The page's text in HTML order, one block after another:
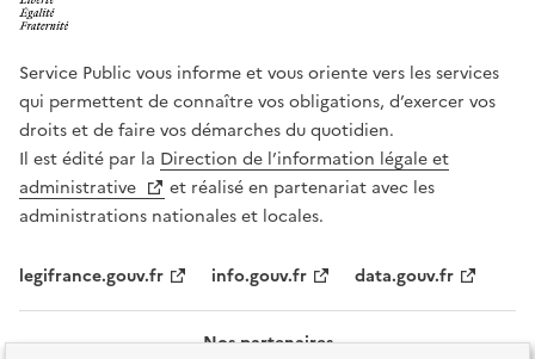
Service Public vous informe et vous oriente vers les services
qui permettent de connaître vos obligations, d’exercer vos
droits et de faire vos démarches du quotidien.
Il est édité par la Direction de l’information légale et
administrative
et réalisé en partenariat avec les
administrations nationales et locales.
legifrance.gouv.fr info.gouv.fr data.gouv.fr
Nos partenaires